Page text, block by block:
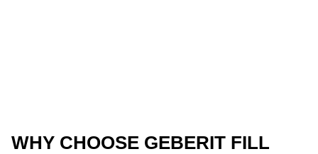
WHY CHOOSE GEBERIT FILL